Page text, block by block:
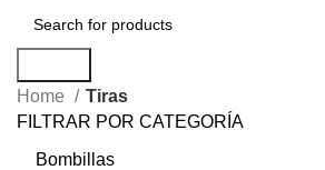
Home
Tiras
FILTRAR POR CATEGORÍA
Bombillas